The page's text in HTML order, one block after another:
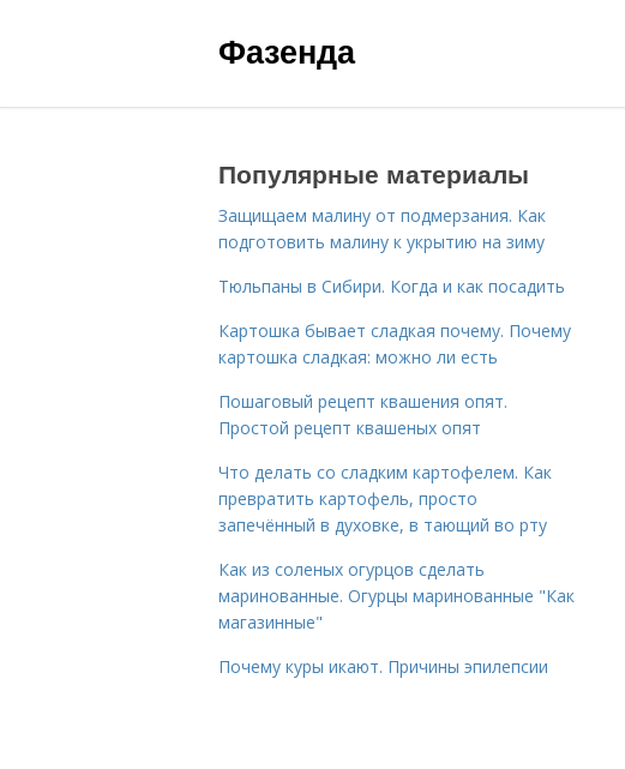
Фазенда
Популярные материалы
Защищаем малину от подмерзания. Как
подготовить малину к укрытию на зиму
Тюльпаны в Сибири. Когда и как посадить
Картошка бывает сладкая почему. Почему
картошка сладкая: можно ли есть
Пошаговый рецепт квашения опят.
Простой рецепт квашеных опят
Что делать со сладким картофелем. Как
превратить картофель, просто
запечённый в духовке, в тающий во рту
Как из соленых огурцов сделать
маринованные. Огурцы маринованные "Как
магазинные"
Почему куры икают. Причины эпилепсии